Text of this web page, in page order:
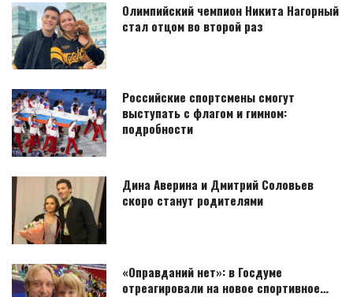
Олимпийский чемпион Никита Нагорный
стал отцом во второй раз
Российские спортсмены смогут
выступать с флагом и гимном:
подробности
Дина Аверина и Дмитрий Соловьев
скоро станут родителями
«Оправданий нет»: в Госдуме
отреагировали на новое спортивное…